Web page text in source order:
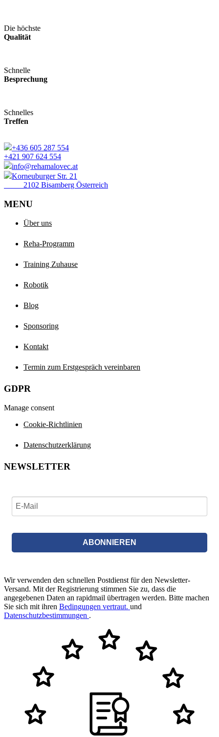
Die höchste
Qualität
Schnelle
Besprechung
Schnelles
Treffen
+436 605 287 554
+421 907 624 554
info@rehamalovec.at
Korneuburger Str. 21
2102 Bisamberg Österreich
MENU
Über uns
Reha-Programm
Training Zuhause
Robotik
Blog
Sponsoring
Kontakt
Termin zum Erstgespräch vereinbaren
GDPR
Manage consent
Cookie-Richtlinien
Datenschutzerklärung
NEWSLETTER
ABONNIEREN
Wir verwenden den schnellen Postdienst für den Newsletter-
Versand. Mit der Registrierung stimmen Sie zu, dass die
angegebenen Daten an rapidmail übertragen werden. Bitte machen
Sie sich mit ihren Bedingungen vertraut. und
Datenschutzbestimmungen .